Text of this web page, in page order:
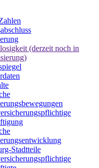
(derzeit noch in
Stadtteile